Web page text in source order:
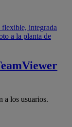
flexible, integrada
a la planta de
a los usuarios.